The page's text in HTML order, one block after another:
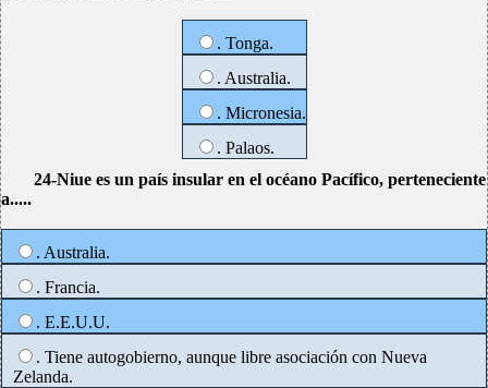
. Tonga.
. Australia.
. Micronesia.
. Palaos.
24-Niue es un país insular en el océano Pacífico, perteneciente
a.....
. Australia.
. Francia.
. E.E.U.U.
. Tiene autogobierno, aunque libre asociación con Nueva
Zelanda.